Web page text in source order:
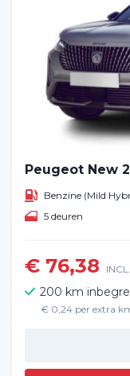
Peugeot New
Benzine (Mild
5 deuren
€ 76,38
200 km
€ 0,24 per extra